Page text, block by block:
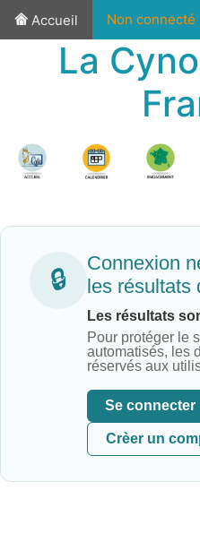
Accueil Non connecté
La
🔒
Connexion
les résultats
Les résultats
Pour protéger le
automatisés, les
réservés aux
Se connecter
Crèer un